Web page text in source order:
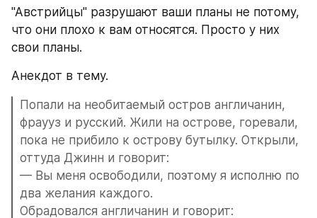
"Австрийцы" разрушают ваши планы не потому,
что они плохо к вам относятся. Просто у них
свои планы.
Анекдот в тему.
Попали на необитаемый остров англичанин,
фраyуз и русский. Жили на острове, горевали,
пока не прибило к острову бутылку. Открыли,
оттуда Джинн и говорит:
— Вы меня освободили, поэтому я исполню по
два желания каждого.
Обрадовался англичанин и говорит: